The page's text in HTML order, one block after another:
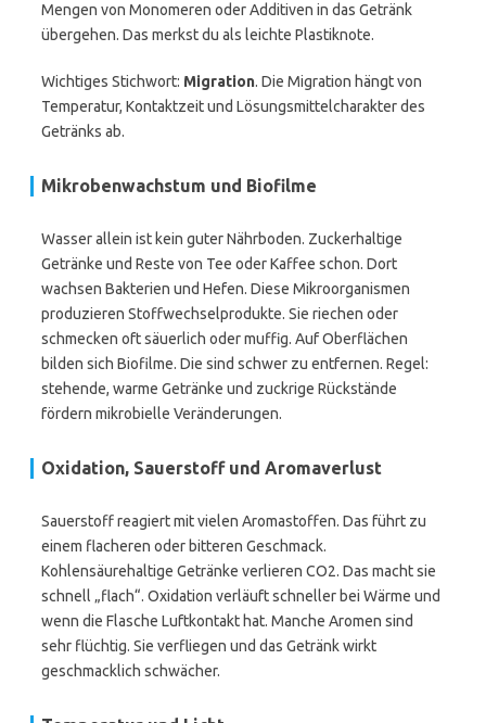
Mengen von Monomeren oder Additiven in das Getränk
übergehen. Das merkst du als leichte Plastiknote.
Wichtiges Stichwort: Migration. Die Migration hängt von
Temperatur, Kontaktzeit und Lösungsmittelcharakter des
Getränks ab.
Mikrobenwachstum und Biofilme
Wasser allein ist kein guter Nährboden. Zuckerhaltige
Getränke und Reste von Tee oder Kaffee schon. Dort
wachsen Bakterien und Hefen. Diese Mikroorganismen
produzieren Stoffwechselprodukte. Sie riechen oder
schmecken oft säuerlich oder muffig. Auf Oberflächen
bilden sich Biofilme. Die sind schwer zu entfernen. Regel:
stehende, warme Getränke und zuckrige Rückstände
fördern mikrobielle Veränderungen.
Oxidation, Sauerstoff und Aromaverlust
Sauerstoff reagiert mit vielen Aromastoffen. Das führt zu
einem flacheren oder bitteren Geschmack.
Kohlensäurehaltige Getränke verlieren CO2. Das macht sie
schnell „flach“. Oxidation verläuft schneller bei Wärme und
wenn die Flasche Luftkontakt hat. Manche Aromen sind
sehr flüchtig. Sie verfliegen und das Getränk wirkt
geschmacklich schwächer.